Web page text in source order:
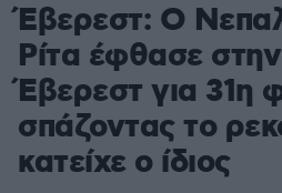
Έβερεστ: Ο
Ρίτα έφθασε
Έβερεστ για 31η
σπάζοντας το
κατείχε ο ίδιος